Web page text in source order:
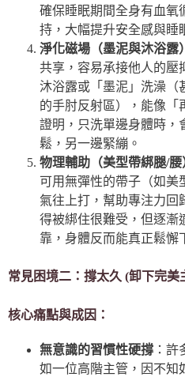
確保睡眠期間全身有血氧
持，大幅提升安全感與睡
淨化磁場（墨泥與沐浴露）
共享，容易承接他人的壓
沐浴露或「墨泥」洗澡（
的手肘反射區），能像「
證明，只洗單邊身體時，
鬆，另一邊緊繃。
物理輔助（美型帶綁腿/腰
可用無彈性的帶子（如美
氣往上打，幫助專注力回
得被綁住很難受，但逐漸
靠，身體反而能真正鬆懈
常見困境二：撐太久 (卸下完美
核心痛點與成因：
無意識的習慣性硬撐 ：
如一位高階主管，因不知